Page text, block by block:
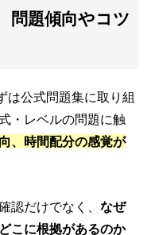
問題傾向やコツ
は公式問題集に取り組
・レベルの問題に触
、時間配分の感覚が
認だけでなく、なぜ
こに根拠があるのか